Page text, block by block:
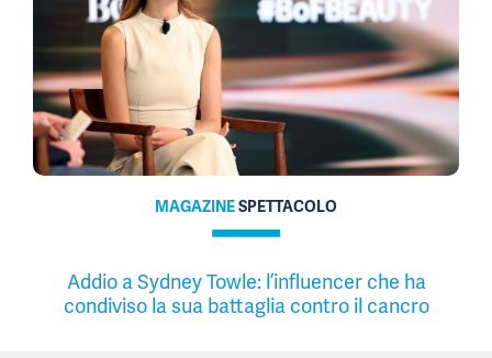
MAGAZINESPETTACOLO
Addio a Sydney Towle: l’influencer che ha
condiviso la sua battaglia contro il cancro